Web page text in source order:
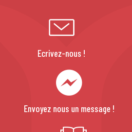
Ecrivez-nous !
Envoyez nous un message !